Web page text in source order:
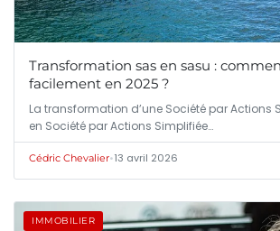
Transformation sas en sasu :
facilement en 2025 ?
La transformation d’une Société par Actions
en Société par Actions Simplifiée…
Cédric Chevalier•13 avril 2026
IMMOBILIER